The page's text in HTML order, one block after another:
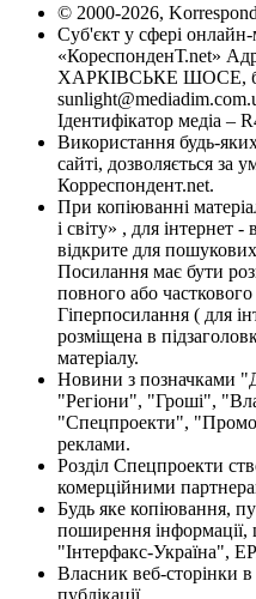
© 2000-2026,
Суб'єкт у сфері
«КореспонденТ.net»
ХАРКІВСЬКЕ ШОСЕ,
Ідентифікатор медіа –
Використання будь-
сайті, дозволяється за
Корреспондент.net.
При копіюванні
і світу» , для інтернет
відкрите для
Посилання має бути
повного або
Гіперпосилання ( для
розміщена в
матеріалу.
Новини з позначками
"Регіони", "Гроші",
"Спецпроекти",
реклами.
Розділ Спецпроекти
комерційними
Будь яке копіювання,
поширення інформації,
"Інтерфакс-Україна",
Власник веб-сторінки
публікації.